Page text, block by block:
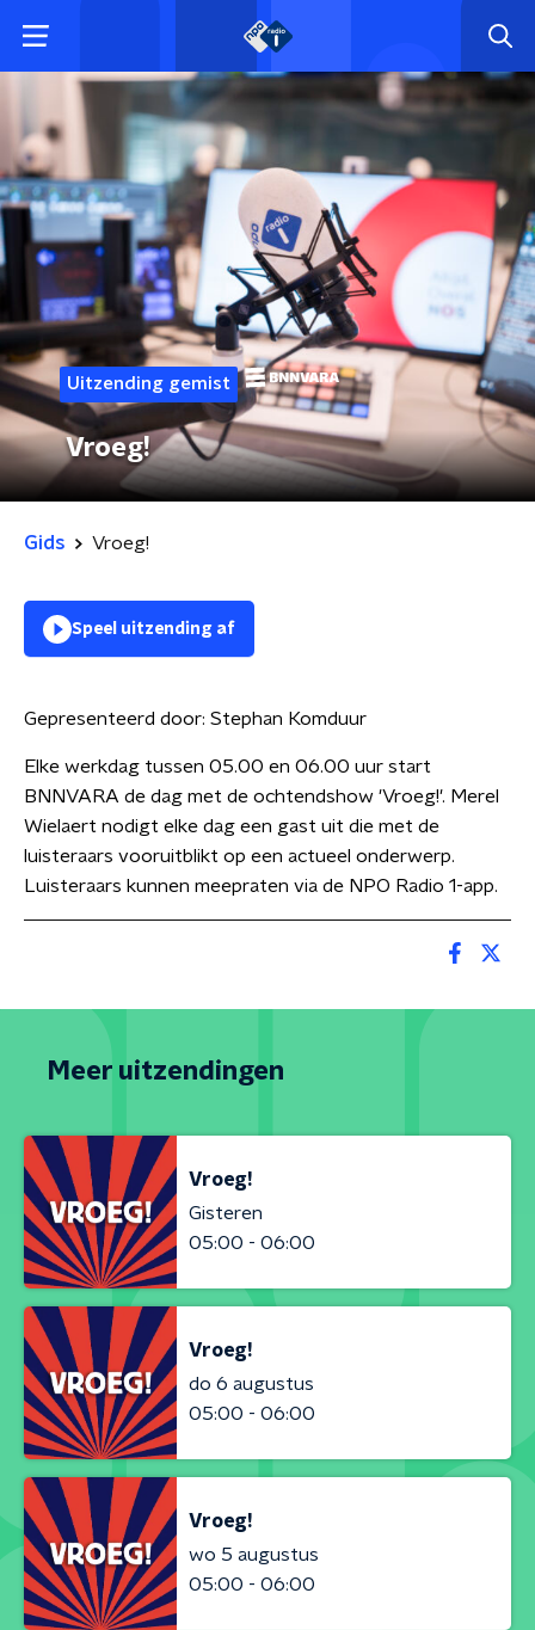
Uitzending gemist
Vroeg!
Gids Vroeg!
Speel uitzending af
Gepresenteerd door: Stephan Komduur
Elke werkdag tussen 05.00 en 06.00 uur start
BNNVARA de dag met de ochtendshow 'Vroeg!'. Merel
Wielaert nodigt elke dag een gast uit die met de
luisteraars vooruitblikt op een actueel onderwerp.
Luisteraars kunnen meepraten via de NPO Radio 1-app.
Meer uitzendingen
Vroeg!
Gisteren
05:00 - 06:00
Vroeg!
do 6 augustus
05:00 - 06:00
Vroeg!
wo 5 augustus
05:00 - 06:00